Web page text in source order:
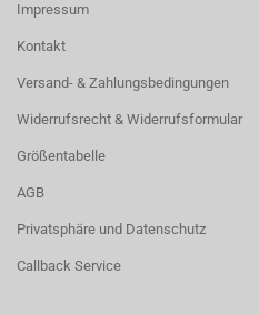
Impressum
Kontakt
Versand- & Zahlungsbedingungen
Widerrufsrecht & Widerrufsformular
Größentabelle
AGB
Privatsphäre und Datenschutz
Callback Service